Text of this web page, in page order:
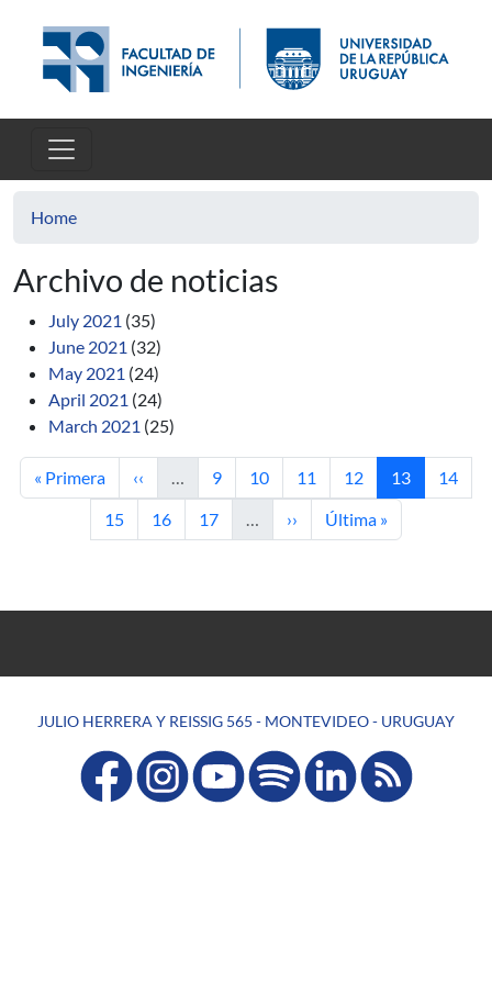
Home
Archivo de noticias
July 2021 (35)
June 2021 (32)
May 2021 (24)
April 2021 (24)
March 2021 (25)
First page
« Primera Previous page
‹‹ … Page
9 Page
10 Page
11 Page
12 Current page
13 Page
14
Page
15 Page
16 Page
17 … Next page
›› Last page
Última »
JULIO HERRERA Y REISSIG 565 - MONTEVIDEO - URUGUAY